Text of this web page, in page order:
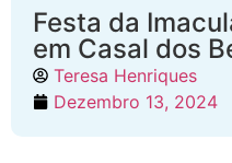
Festa da
em Casal dos
Teresa Henriques
Dezembro 13, 2024